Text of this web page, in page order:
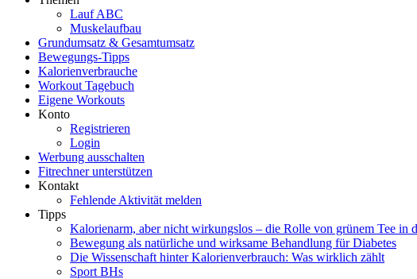
Lauf ABC
Muskelaufbau
Grundumsatz & Gesamtumsatz
Bewegungs-Tipps
Kalorienverbrauche
Workout Tagebuch
Eigene Workouts
Konto
Registrieren
Login
Werbung ausschalten
Fitrechner unterstützen
Kontakt
Fehlende Aktivität melden
Tipps
Kalorienarm, aber nicht wirkungslos – die Rolle von grünem Tee in
Bewegung als natürliche und wirksame Behandlung für Diabetes
Die Wissenschaft hinter Kalorienverbrauch: Was wirklich zählt
Sport BHs